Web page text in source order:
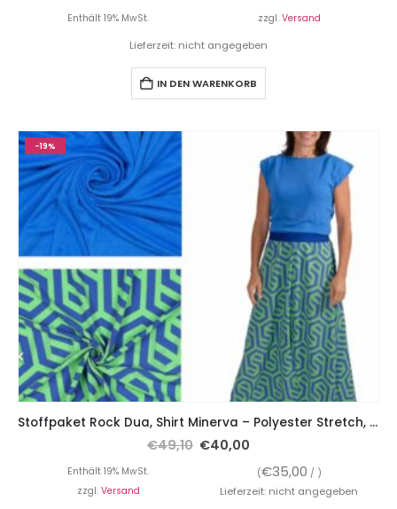
Enthält 19% MwSt. zzgl. Versand
Lieferzeit: nicht angegeben
IN DEN WARENKORB
-19%
Stoffpaket Rock Dua, Shirt Minerva – Polyester Stretch, grafisches Muster Blau Grün inkl. Gummiband
€49,10 €40,00
Enthält 19% MwSt. (€35,00 / )
zzgl. Versand Lieferzeit: nicht angegeben